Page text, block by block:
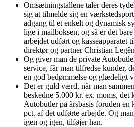
Omsætningstallene taler deres
sig at tilmelde sig en
adgang til et enkelt og dynamisk
lige i mailboksen, og så er det
arbejdet udført og kasseapparatet
direktør og partner Christian
Og giver man de private
service, får man tilfredse kunder,
en god bedømmelse og glædeligt
Det er guld værd, når man
beskedne 5.000 kr. ex. moms,
Autobutler på årsbasis foruden en
pct. af det udførte arbejde. Og
igen og igen, tilføjer han.